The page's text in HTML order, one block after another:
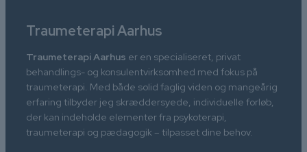
Traumeterapi Aarhus
Traumeterapi Aarhus er en specialiseret, privat
behandlings- og konsulentvirksomhed med fokus på
traumeterapi. Med både solid faglig viden og mangeårig
erfaring tilbyder jeg skræddersyede, individuelle forløb,
der kan indeholde elementer fra psykoterapi,
traumeterapi og pædagogik – tilpasset dine behov.